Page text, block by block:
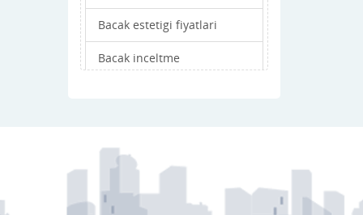
Bacak estetigi fiyatlari
Bacak inceltme
Bişektomi (Yanak inceltme)
Bıyık Ekimi